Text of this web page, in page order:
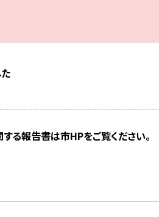
る報告書は市HPをご覧ください。